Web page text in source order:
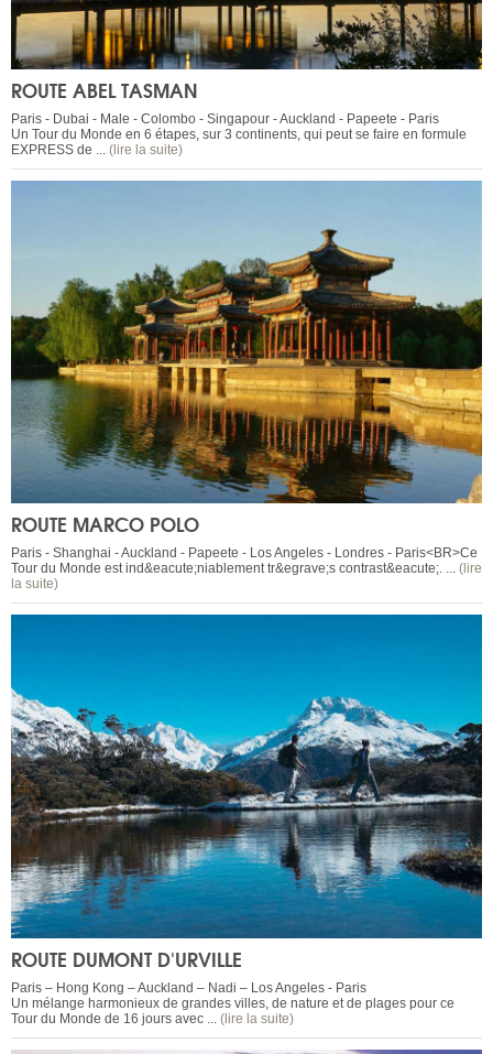
ROUTE ABEL TASMAN
Paris - Dubai - Male - Colombo - Singapour - Auckland - Papeete - Paris
Un Tour du Monde en 6 étapes, sur 3 continents, qui peut se faire en formule
EXPRESS de ... (lire la suite)
ROUTE MARCO POLO
Paris - Shanghai - Auckland - Papeete - Los Angeles - Londres - Paris<BR>Ce
Tour du Monde est ind&eacute;niablement tr&egrave;s contrast&eacute;. ... (lire
la suite)
ROUTE DUMONT D'URVILLE
Paris – Hong Kong – Auckland – Nadi – Los Angeles - Paris
Un mélange harmonieux de grandes villes, de nature et de plages pour ce
Tour du Monde de 16 jours avec ... (lire la suite)